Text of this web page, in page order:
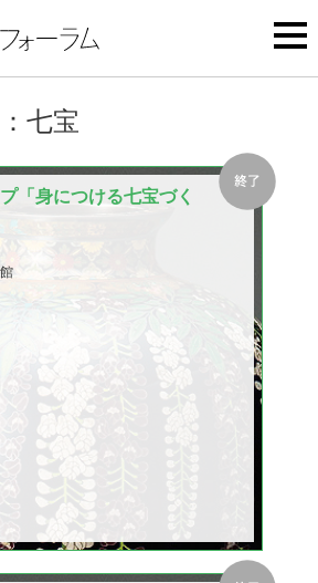
七宝
「身につける七宝づく